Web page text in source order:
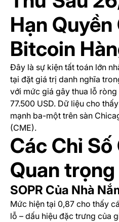
Hạn Quyền
Bitcoin
Đây là sự kiện tất toán lớn
tại đặt giá trị danh nghĩa
với mức giá gây thua lỗ
77.500 USD. Dữ liệu cho
mạnh ba-một trên sàn
(CME).
Các Chỉ
Quan trọng
SOPR Của Nhà
Mức hiện tại 0,87 cho thấy
lỗ – dấu hiệu đặc trưng của